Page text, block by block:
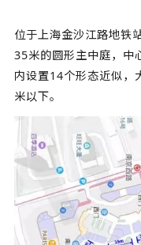
位于上海金沙江路地铁
35米的圆形主中庭，中
内设置14个形态近似，
米以下。